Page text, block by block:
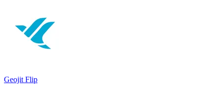
Geojit Flip